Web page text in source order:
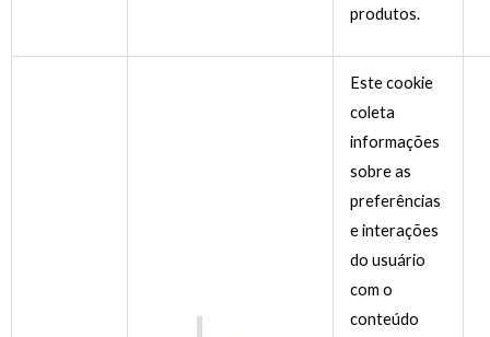
produtos.
Este cookie
coleta
informações
sobre as
preferências
e interações
do usuário
com o
conteúdo